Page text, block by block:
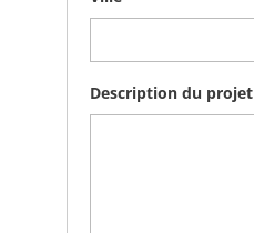
Description du projet